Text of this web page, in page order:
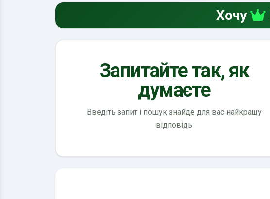
Хочу
Запитайте так, як
думаєте
Введіть запит і пошук знайде для вас найкращу
відповідь